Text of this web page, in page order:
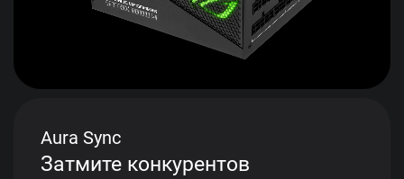
Aura Sync
Затмите конкурентов